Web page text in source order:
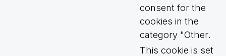
consent for the
cookies in the
category "Other.
This cookie is set